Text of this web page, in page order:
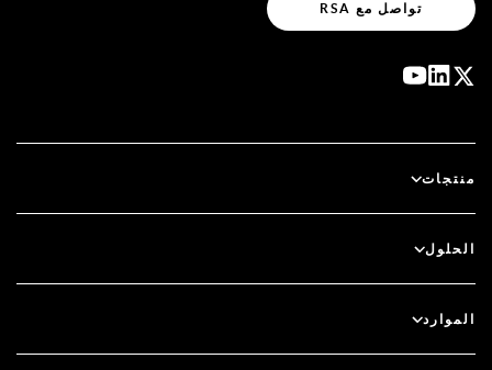
تواصل مع RSA
منتجات
سكيور آي دي (SecurID)
الحلول
المصادقة متعددة العوامل
الموارد